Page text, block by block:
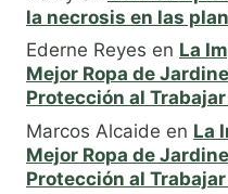
la necrosis en las
Ederne Reyes en La
Mejor Ropa de
Protección al
Marcos Alcaide en La
Mejor Ropa de
Protección al